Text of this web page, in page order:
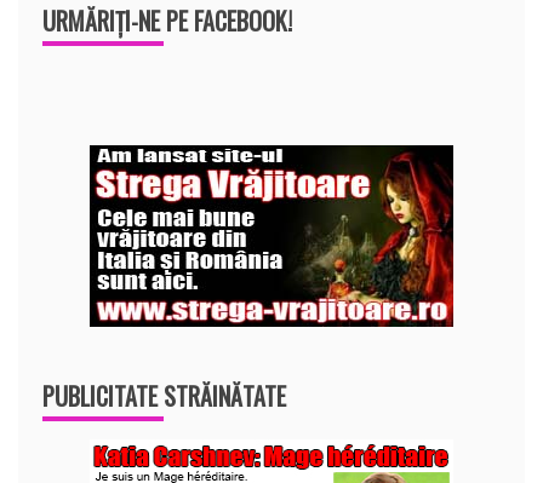
URMĂRIȚI-NE PE FACEBOOK!
PUBLICITATE STRĂINĂTATE